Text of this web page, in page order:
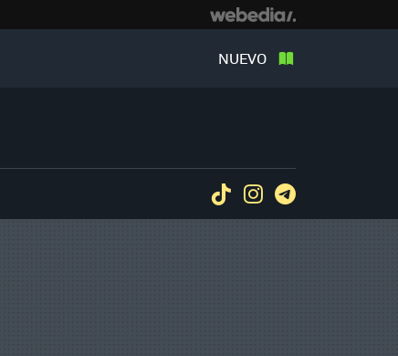
NUEVO
TiktokInstagram